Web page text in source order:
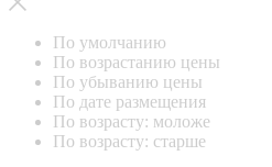
По умолчанию
По возрастанию цены
По убыванию цены
По дате размещения
По возрасту: моложе
По возрасту: старше